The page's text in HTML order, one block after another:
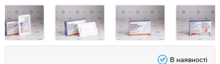
В наявності